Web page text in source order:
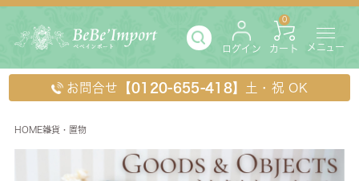
ログイン カート
0
メニュー
お問合せ 【0120-655-418】 土・祝 OK
HOME雑貨・置物
雑貨・置物